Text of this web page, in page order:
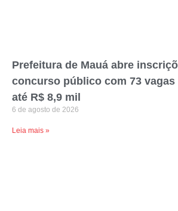
Prefeitura de Mauá abre
concurso público com 73 vagas
até R$ 8,9 mil
6 de agosto de 2026
Leia mais »